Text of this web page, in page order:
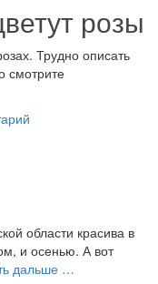
розы
Трудно описать
смотрите
области красива в
и осенью. А вот
дальше …